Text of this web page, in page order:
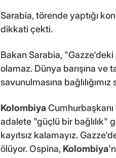
Sarabia, törende yaptığı
dikkati çekti.
Bakan Sarabia, "Gazze'deki
olamaz. Dünya barışına ve
savunulmasına
Kolombiya Cumhurbaşkanı
adalete "güçlü bir bağlılık"
kayıtsız kalamayız.
ölüyor. Ospina, Kolombiya